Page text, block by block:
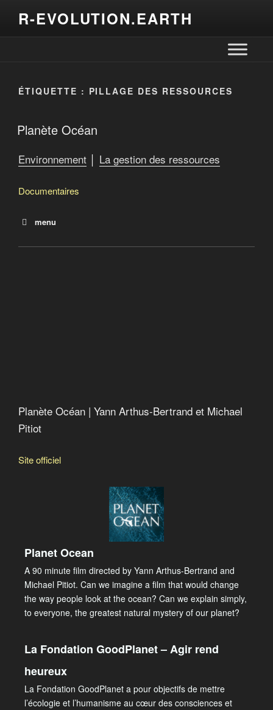
R-EVOLUTION.EARTH
ÉTIQUETTE : PILLAGE DES RESSOURCES
Planète Océan
Environnement │ La gestion des ressources
Documentaires
menu
Planète Océan | Yann Arthus-Bertrand et Michael
Pitiot
Site officiel
Planet Ocean
A 90 minute film directed by Yann Arthus-Bertrand and
Michael Pitiot. Can we imagine a film that would change
the way people look at the ocean? Can we explain simply,
to everyone, the greatest natural mystery of our planet?
La Fondation GoodPlanet – Agir rend
heureux
La Fondation GoodPlanet a pour objectifs de mettre
l’écologie et l’humanisme au cœur des consciences et